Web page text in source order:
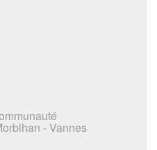
- Vannes